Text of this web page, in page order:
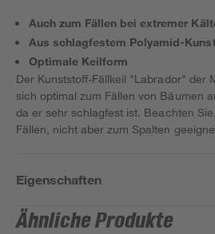
Auch zum Fällen bei extremer
Aus schlagfestem Polyamid-
Optimale Keilform
Der Kunststoff-Fällkeil "Labrador" der
sich optimal zum Fällen von Bäumen
da er sehr schlagfest ist. Beachten
Fällen, nicht aber zum Spalten
Eigenschaften
Ähnliche Produkte